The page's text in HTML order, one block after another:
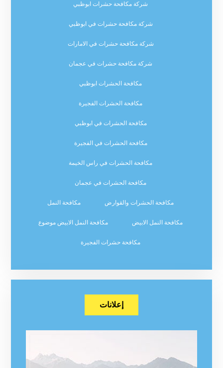
شركة مكافحة حشرات ابوظبي
شركة مكافحة حشرات في ابوظبي
شركة مكافحة حشرات في الامارات
شركة مكافحة حشرات في عجمان
مكافحة الحشرات ابوظبي
مكافحة الحشرات الفجيرة
مكافحة الحشرات في ابوظبي
مكافحة الحشرات في الفجيرة
مكافحة الحشرات في راس الخيمة
مكافحة الحشرات في عجمان
مكافحة الحشرات والقوارض مكافحة النمل
مكافحة النمل الابيض مكافحة النمل الابيض موضوع
مكافحة حشرات الفجيرة
إعلانات